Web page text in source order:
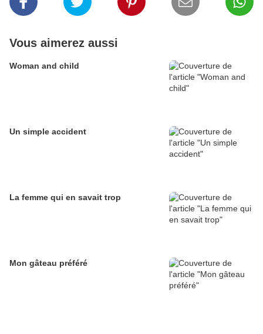
Vous aimerez aussi
Woman and child
Un simple accident
La femme qui en savait trop
Mon gâteau préféré